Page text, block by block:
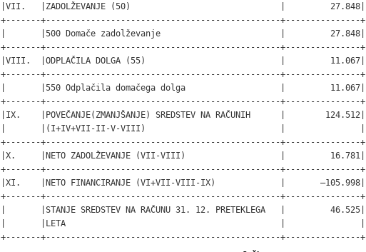
|VII.   |ZADOLŽEVANJE (50)                              |         27.848|
+-------+-----------------------------------------------+---------------+
|       |500 Domače zadolževanje                        |         27.848|
+-------+-----------------------------------------------+---------------+
|VIII.  |ODPLAČILA DOLGA (55)                           |         11.067|
+-------+-----------------------------------------------+---------------+
|       |550 Odplačila domačega dolga                   |         11.067|
+-------+-----------------------------------------------+---------------+
|IX.    |POVEČANJE(ZMANJŠANJE) SREDSTEV NA RAČUNIH      |        124.512|
|       |(I+IV+VII-II-V-VIII)                           |               |
+-------+-----------------------------------------------+---------------+
|X.     |NETO ZADOLŽEVANJE (VII-VIII)                   |         16.781|
+-------+-----------------------------------------------+---------------+
|XI.    |NETO FINANCIRANJE (VI+VII-VIII-IX)             |       –105.998|
+-------+-----------------------------------------------+---------------+
|       |STANJE SREDSTEV NA RAČUNU 31. 12. PRETEKLEGA   |         46.525|
|       |LETA                                           |               |
+-------+-----------------------------------------------+---------------+